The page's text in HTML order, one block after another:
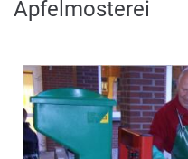
Apfelmosterei